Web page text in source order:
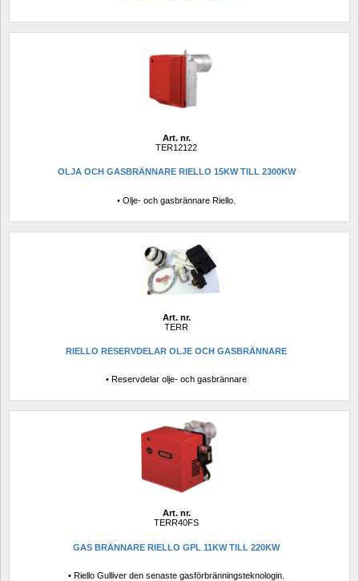
Art. nr.
TER12122
OLJA OCH GASBRÄNNARE RIELLO 15KW TILL 2300KW
• Olje- och gasbrännare Riello.
Art. nr.
TERR
RIELLO RESERVDELAR OLJE OCH GASBRÄNNARE
• Reservdelar olje- och gasbrännare
Art. nr.
TERR40FS
GAS BRÄNNARE RIELLO GPL 11KW TILL 220KW
• Riello Gulliver den senaste gasförbränningsteknologin.